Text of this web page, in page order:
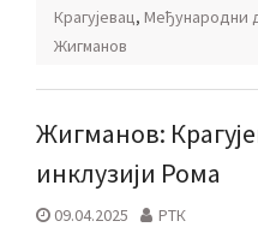
Крагујевац, Међународни
Жигманов
Жигманов:
инклузији Рома
09.04.2025 РТК